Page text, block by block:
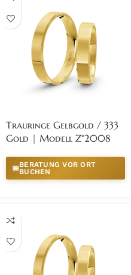
Trauringe Gelbgold / 333
Gold | Modell Z°2008
📅BERATUNG VOR ORT
BUCHEN